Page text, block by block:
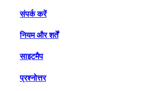
संपर्क करें
नियम और शर्तें
साइटमैप
प्रश्नोत्तर